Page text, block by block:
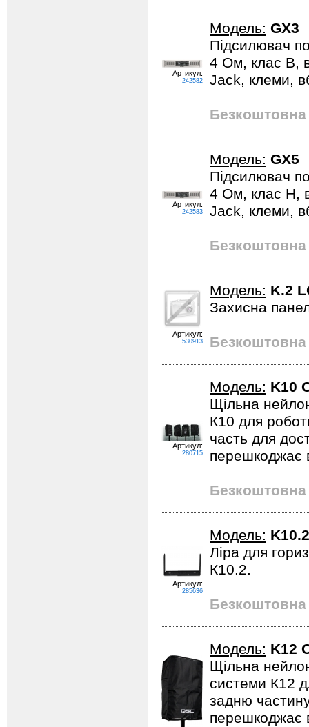
Артикул:
242582
Модель: GX3
Підсилювач
4 Ом, клас В,
Jack, клеми,
Безкоштовна
Артикул:
242583
Модель: GX5
Підсилювач
4 Ом, клас H,
Jack, клеми,
Безкоштовна
Артикул:
530913
Модель: K.2
Захисна
Безкоштовна
Артикул:
280715
Модель: K10
Щільна
К10 для
часть для
перешкоджає
Безкоштовна
Артикул:
285636
Модель:
Ліра для
К10.2.
Безкоштовна
Модель: K12
Щільна
системи К12
задню
перешкоджає